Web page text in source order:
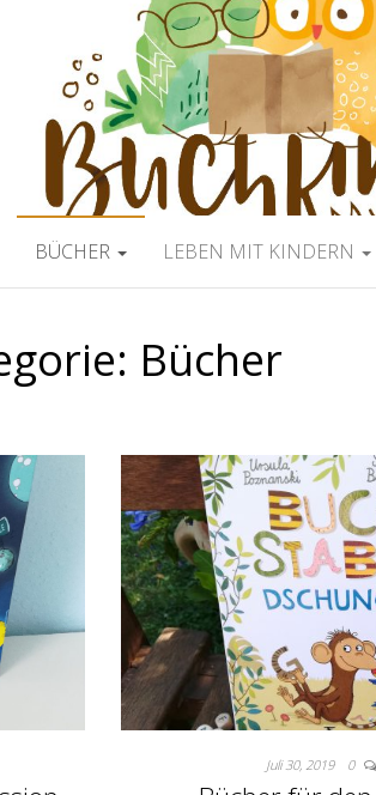
BÜCHER LEBEN MIT KINDERN
Bücher
Juli 30, 2019 0